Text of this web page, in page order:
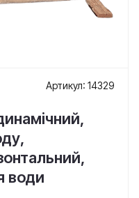
Артикул: 14329
води